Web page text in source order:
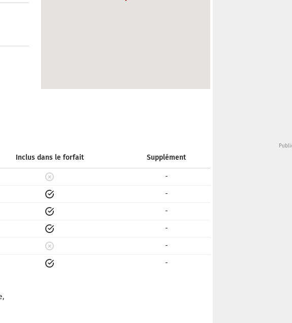
Inclus dans le forfait Supplément
-
-
-
-
-
-